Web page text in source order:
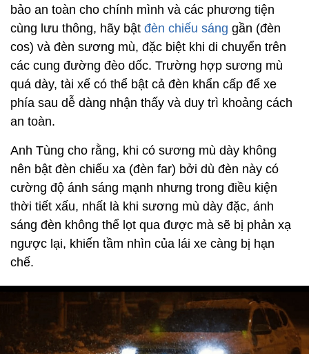
bảo an toàn cho chính mình và các phương tiện
cùng lưu thông, hãy bật đèn chiếu sáng gần (đèn
cos) và đèn sương mù, đặc biệt khi di chuyển trên
các cung đường đèo dốc. Trường hợp sương mù
quá dày, tài xế có thể bật cả đèn khẩn cấp để xe
phía sau dễ dàng nhận thấy và duy trì khoảng cách
an toàn.
Anh Tùng cho rằng, khi có sương mù dày không
nên bật đèn chiếu xa (đèn far) bởi dù đèn này có
cường độ ánh sáng mạnh nhưng trong điều kiện
thời tiết xấu, nhất là khi sương mù dày đặc, ánh
sáng đèn không thể lọt qua được mà sẽ bị phản xạ
ngược lại, khiến tầm nhìn của lái xe càng bị hạn
chế.